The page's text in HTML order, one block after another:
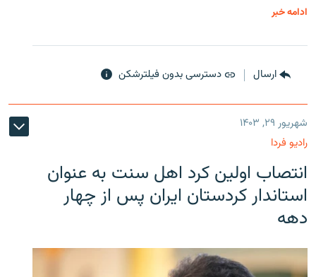
ادامه خبر
ارسال دسترسی بدون فیلترشکن
شهریور ۲۹, ۱۴۰۳
رادیو فردا
انتصاب اولین کرد اهل سنت به عنوان
استاندار کردستان ایران پس از چهار
دهه